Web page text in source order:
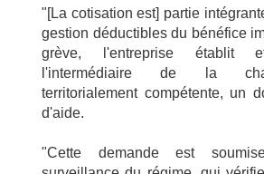
"[La cotisation est] partie
gestion déductibles du bénéfice
grève, l'entreprise établit
l'intermédiaire de la
territorialement compétente, un
d'aide.
"Cette demande est